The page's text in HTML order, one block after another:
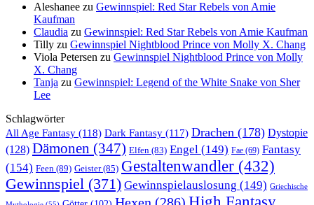
Aleshanee zu Gewinnspiel: Red Star Rebels von Amie
Kaufman
Claudia zu Gewinnspiel: Red Star Rebels von Amie Kaufman
Tilly zu Gewinnspiel Nightblood Prince von Molly X. Chang
Viola Petersen zu Gewinnspiel Nightblood Prince von Molly
X. Chang
Tanja zu Gewinnspiel: Legend of the White Snake von Sher
Lee
Schlagwörter
All Age Fantasy (118) Dark Fantasy (117) Drachen (178) Dystopie
(128) Dämonen (347) Elfen (83) Engel (149) Fae (69) Fantasy
(154) Feen (89) Geister(85) Gestaltenwandler (432)
Gewinnspiel (371) Gewinnspielauslosung (149) Griechische